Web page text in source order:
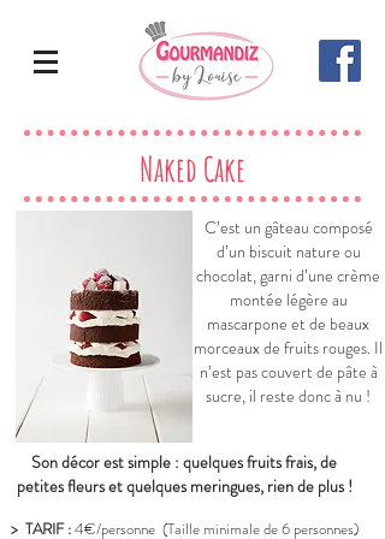
Naked Cake
C’est un gâteau composé
d’un biscuit nature ou
chocolat, garni d’une crème
montée légère au
mascarpone et de beaux
morceaux de fruits rouges. Il
n’est pas couvert de pâte à
sucre, il reste donc à nu !
Son décor est simple : quelques fruits frais, de
petites fleurs et quelques meringues, rien de plus !
> TARIF :4€/personne (Taille minimale de 6 personnes)